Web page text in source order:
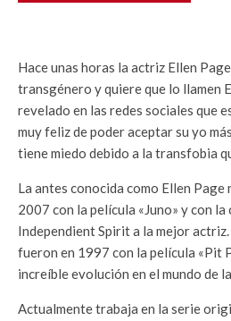
Hace unas horas la actriz Ellen
transgénero y quiere que lo llamen
revelado en las redes sociales que
muy feliz de poder aceptar su yo
tiene miedo debido a la transfobia
La antes conocida como Ellen Page
2007 con la película «Juno» y con
Independient Spirit a la mejor
fueron en 1997 con la película «Pit
increíble evolución en el mundo de
Actualmente trabaja en la serie